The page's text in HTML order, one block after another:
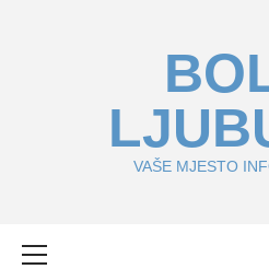
VAŠE MJESTO